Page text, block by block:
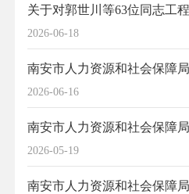
2026-06-18
关于对郭世川等63位同志工程技术系列初级专
2026-06-16
南安市人力资源和社会保障局关于公布吕美萍等4位同志
2026-05-19
南安市人力资源和社会保障局关于公布黄永辉等2位同
南安市人力资源和社会保障局关于批准确认李扬瑜等6